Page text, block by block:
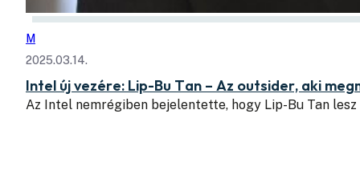
M
2025.03.14.
Intel új vezére: Lip-Bu Tan – Az outsider, aki
Az Intel nemrégiben bejelentette, hogy Lip-Bu Tan